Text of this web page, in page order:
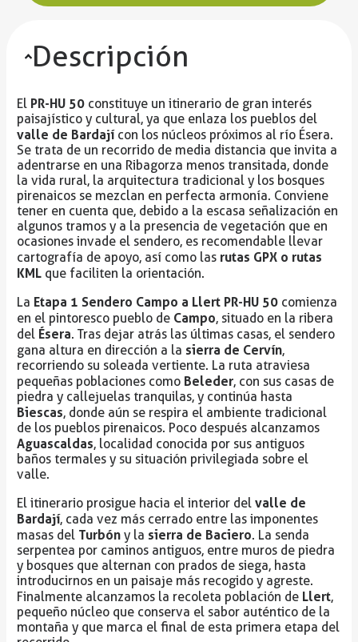
Descripción
El PR-HU 50constituye un itinerario de gran interés
paisajístico y cultural, ya que enlaza los pueblos del
valle de Bardajícon los núcleos próximos al río Ésera.
Se trata de un recorrido de media distancia que invita a
adentrarse en una Ribagorza menos transitada, donde
la vida rural, la arquitectura tradicional y los bosques
pirenaicos se mezclan en perfecta armonía. Conviene
tener en cuenta que, debido a la escasa señalización en
algunos tramos y a la presencia de vegetación que en
ocasiones invade el sendero, es recomendable llevar
cartografía de apoyo, así como las rutas GPX o rutas
KMLque faciliten la orientación.
La Etapa 1 Sendero Campo a Llert PR-HU 50comienza
en el pintoresco pueblo de Campo, situado en la ribera
del Ésera. Tras dejar atrás las últimas casas, el sendero
gana altura en dirección a la sierra de Cervín,
recorriendo su soleada vertiente. La ruta atraviesa
pequeñas poblaciones como Beleder, con sus casas de
piedra y callejuelas tranquilas, y continúa hasta
Biescas, donde aún se respira el ambiente tradicional
de los pueblos pirenaicos. Poco después alcanzamos
Aguascaldas, localidad conocida por sus antiguos
baños termales y su situación privilegiada sobre el
valle.
El itinerario prosigue hacia el interior del valle de
Bardají, cada vez más cerrado entre las imponentes
masas del Turbóny la sierra de Baciero. La senda
serpentea por caminos antiguos, entre muros de piedra
y bosques que alternan con prados de siega, hasta
introducirnos en un paisaje más recogido y agreste.
Finalmente alcanzamos la recoleta población de Llert,
pequeño núcleo que conserva el sabor auténtico de la
montaña y que marca el final de esta primera etapa del